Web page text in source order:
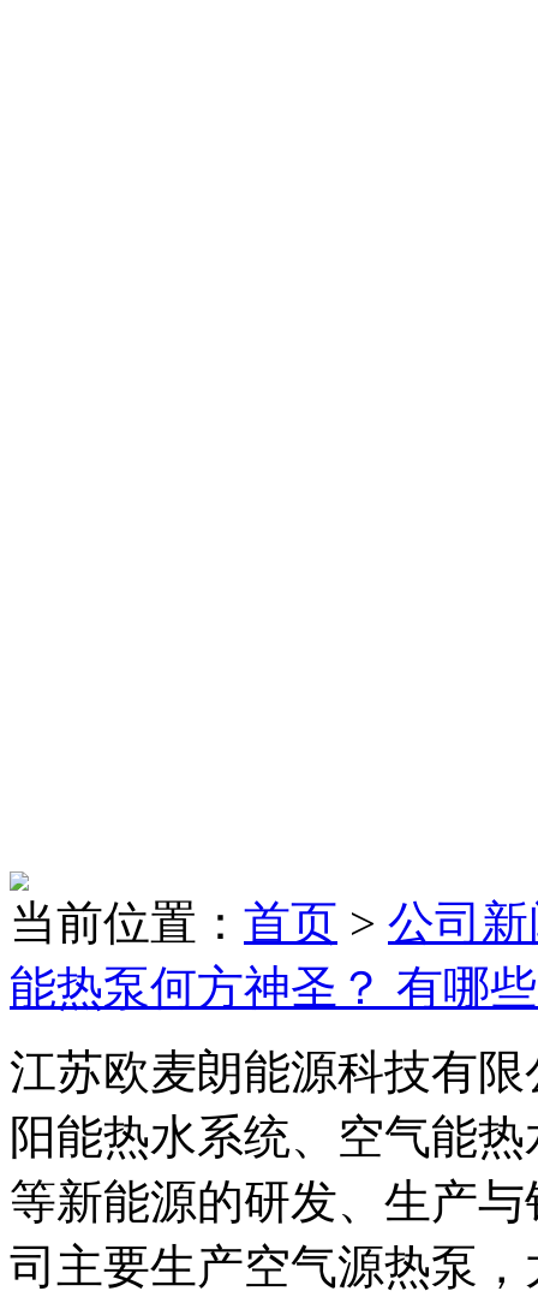
当前位置： 首页 > 公司
能热泵何方神圣？ 有哪
江苏欧麦朗能源科技有
阳能热水系统、空气能
等新能源的研发、生产
司主要生产空气源热泵